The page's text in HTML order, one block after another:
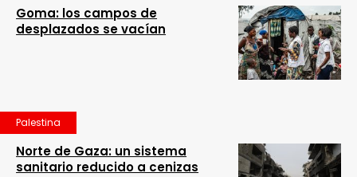
Goma: los campos de
desplazados se vacían
Palestina
Norte de Gaza: un sistema
sanitario reducido a cenizas